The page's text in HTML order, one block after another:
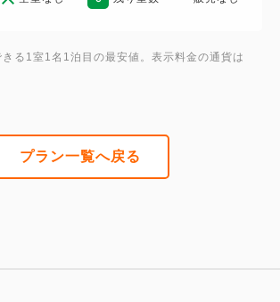
る1室1名1泊目の最安値。表示料金の通貨は
プラン一覧へ戻る